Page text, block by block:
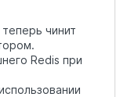
теперь чинит
Redis при